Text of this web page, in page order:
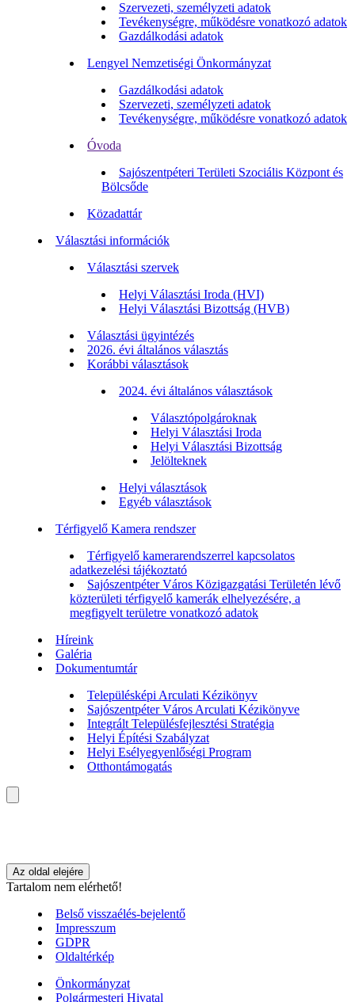
Szervezeti, személyzeti adatok
Tevékenységre, működésre vonatkozó adatok
Gazdálkodási adatok
Lengyel Nemzetiségi Önkormányzat
Gazdálkodási adatok
Szervezeti, személyzeti adatok
Tevékenységre, működésre vonatkozó adatok
Óvoda
Sajószentpéteri Területi Szociális Központ és
Bölcsőde
Közadattár
Választási információk
Választási szervek
Helyi Választási Iroda (HVI)
Helyi Választási Bizottság (HVB)
Választási ügyintézés
2026. évi általános választás
Korábbi választások
2024. évi általános választások
Választópolgároknak
Helyi Választási Iroda
Helyi Választási Bizottság
Jelölteknek
Helyi választások
Egyéb választások
Térfigyelő Kamera rendszer
Térfigyelő kamerarendszerrel kapcsolatos
adatkezelési tájékoztató
Sajószentpéter Város Közigazgatási Területén lévő
közterületi térfigyelő kamerák elhelyezésére, a
megfigyelt területre vonatkozó adatok
Híreink
Galéria
Dokumentumtár
Településképi Arculati Kézikönyv
Sajószentpéter Város Arculati Kézikönyve
Integrált Településfejlesztési Stratégia
Helyi Építési Szabályzat
Helyi Esélyegyenlőségi Program
Otthontámogatás
Az oldal elejére
Tartalom nem elérhető!
Belső visszaélés-bejelentő
Impresszum
GDPR
Oldaltérkép
Önkormányzat
Polgármesteri Hivatal